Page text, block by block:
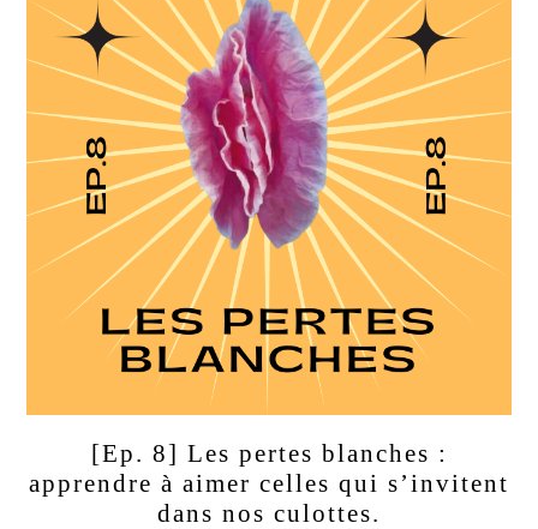
[Ep. 8] Les pertes blanches :
apprendre à aimer celles qui s’invitent
dans nos culottes.